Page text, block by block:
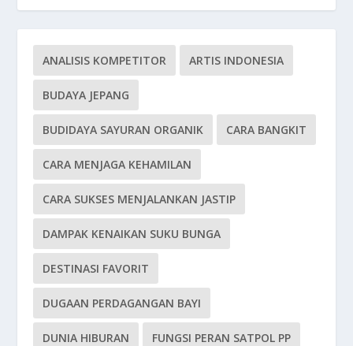
ANALISIS KOMPETITOR ARTIS INDONESIA
BUDAYA JEPANG
BUDIDAYA SAYURAN ORGANIK CARA BANGKIT
CARA MENJAGA KEHAMILAN
CARA SUKSES MENJALANKAN JASTIP
DAMPAK KENAIKAN SUKU BUNGA
DESTINASI FAVORIT
DUGAAN PERDAGANGAN BAYI
DUNIA HIBURAN FUNGSI PERAN SATPOL PP